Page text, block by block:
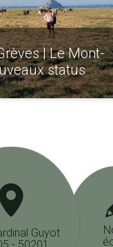
| Le Mont-
status
Guyot